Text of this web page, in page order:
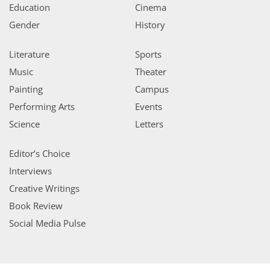
Education
Gender
Cinema
History
Literature
Music
Painting
Performing Arts
Science
Sports
Theater
Campus
Events
Letters
Editor’s Choice
Interviews
Creative Writings
Book Review
Social Media Pulse